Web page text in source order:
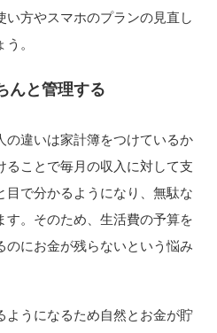
方やスマホのプランの見直し
。
んと管理する
の違いは家計簿をつけているか
ることで毎月の収入に対して支
目で分かるようになり、無駄な
す。そのため、生活費の予算を
のにお金が残らないという悩み
ようになるため自然とお金が貯